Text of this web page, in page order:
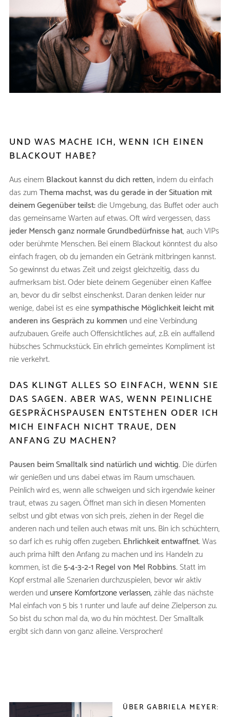
UND WAS MACHE ICH, WENN ICH EINEN
BLACKOUT HABE?
Aus einem Blackout kannst du dich retten,indem du einfach
das zumThema machst, was du gerade in der Situation mit
deinem Gegenüber teilst:die Umgebung, das Buffet oder auch
das gemeinsame Warten auf etwas. Oft wird vergessen, dass
jeder Mensch ganz normale Grundbedürfnisse hat, auch VIPs
oder berühmte Menschen. Bei einem Blackout könntest du also
einfach fragen, ob du jemanden ein Getränk mitbringen kannst.
So gewinnst du etwas Zeit und zeigst gleichzeitig, dass du
aufmerksam bist. Oder biete deinem Gegenüber einen Kaffee
an, bevor du dir selbst einschenkst. Daran denken leider nur
wenige, dabei ist es einesympathische Möglichkeit leicht mit
anderen ins Gespräch zu kommen und eine Verbindung
aufzubauen. Greife auch Offensichtliches auf, z.B. ein auffallend
hübsches Schmuckstück. Ein ehrlich gemeintes Kompliment ist
nie verkehrt.
DAS KLINGT ALLES SO EINFACH, WENN SIE
DAS SAGEN. ABER WAS, WENN PEINLICHE
GESPRÄCHSPAUSEN ENTSTEHEN ODER ICH
MICH EINFACH NICHT TRAUE, DEN
ANFANG ZU MACHEN?
Pausen beim Smalltalk sind natürlich und wichtig.Die dürfen
wir genießen und uns dabei etwas im Raum umschauen.
Peinlich wird es, wenn alle schweigen und sich irgendwie keiner
traut, etwas zu sagen. Öffnet man sich in diesen Momenten
selbst und gibt etwas von sich preis, ziehen in der Regel die
anderen nach und teilen auch etwas mit uns. Bin ich schüchtern,
so darf ich es ruhig offen zugeben.Ehrlichkeit entwaffnet.Was
auch prima hilft den Anfang zu machen und ins Handeln zu
kommen, ist die5-4-3-2-1 Regel von Mel Robbins.Statt im
Kopf erstmal alle Szenarien durchzuspielen, bevor wir aktiv
werden und unsere Komfortzone verlassen,zähle das nächste
Mal einfach von 5 bis 1 runter und laufe auf deine Zielperson zu.
So bist du schon mal da, wo du hin möchtest. Der Smalltalk
ergibt sich dann von ganz alleine. Versprochen!
ÜBER GABRIELA MEYER: